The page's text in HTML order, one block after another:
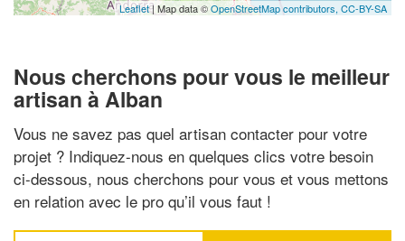
Leaflet| Map data ©OpenStreetMap contributors, CC-BY-SA
Nous cherchons pour vous le meilleur
artisan à Alban
Vous ne savez pas quel artisan contacter pour votre
projet ? Indiquez-nous en quelques clics votre besoin
ci-dessous, nous cherchons pour vous et vous mettons
en relation avec le pro qu’il vous faut !